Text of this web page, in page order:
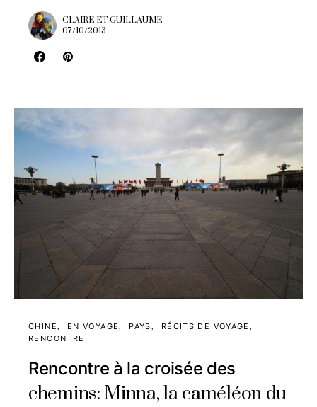
CLAIRE ET GUILLAUME
07/10/2013
CHINE EN VOYAGE PAYS
RÉCITS DE VOYAGE
RENCONTRE
Rencontre à la croisée des
chemins: Minna, la caméléon du